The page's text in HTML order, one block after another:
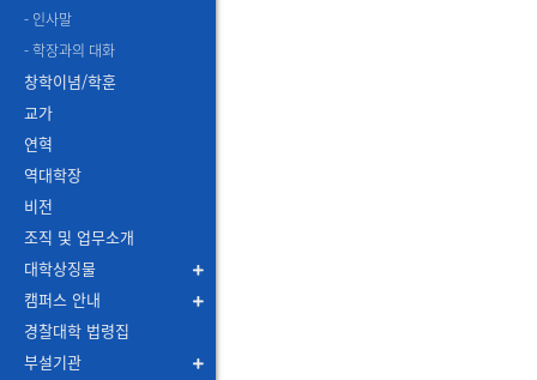
- 인사말
- 학장과의 대화
창학이념/학훈
교가
연혁
역대학장
비전
조직 및 업무소개
대학상징물
캠퍼스 안내
경찰대학 법령집
부설기관